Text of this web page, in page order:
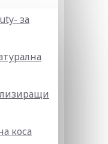
за
коса